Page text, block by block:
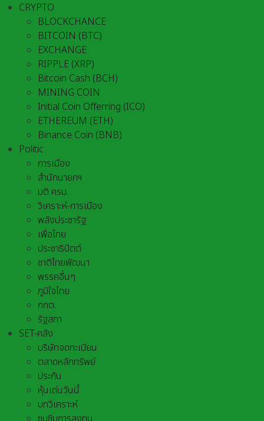
CRYPTO
BLOCKCHANCE
BITCOIN (BTC)
EXCHANGE
RIPPLE (XRP)
Bitcoin Cash (BCH)
MINING COIN
Initial Coin Offerring (ICO)
ETHEREUM (ETH)
Binance Coin (BNB)
Politic
การเมือง
สำนักนายกฯ
มติ ครม.
วิเคราะห์-การเมือง
พลังประชารัฐ
เพื่อไทย
ประชาธิปัตต์
ชาติไทยพัฒนา
พรรคอื่นๆ
ภูมิใจไทย
กกต.
รัฐสภา
SET-คลัง
บริษัทจดทะเบียน
ตลาดหลักทรัพย์
ประกัน
หุ้นเด่นวันนี้
บทวิเคราะห์